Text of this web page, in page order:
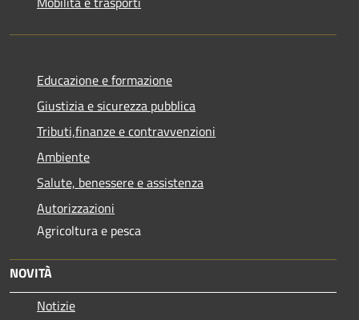
Educazione e formazione
Giustizia e sicurezza pubblica
Tributi,finanze e contravvenzioni
Ambiente
Salute, benessere e assistenza
Autorizzazioni
Agricoltura e pesca
NOVITÀ
Notizie